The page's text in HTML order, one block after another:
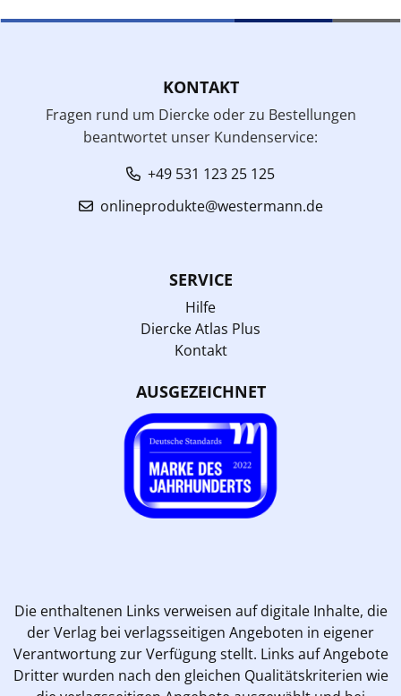
KONTAKT
Fragen rund um Diercke oder zu Bestellungen
beantwortet unser Kundenservice:
+49 531 123 25 125
onlineprodukte@westermann.de
SERVICE
Hilfe
Diercke Atlas Plus
Kontakt
AUSGEZEICHNET
Die enthaltenen Links verweisen auf digitale Inhalte, die
der Verlag bei verlagsseitigen Angeboten in eigener
Verantwortung zur Verfügung stellt. Links auf Angebote
Dritter wurden nach den gleichen Qualitätskriterien wie